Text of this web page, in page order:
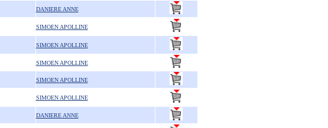
DANIERE ANNE
SIMOEN APOLLINE
SIMOEN APOLLINE
SIMOEN APOLLINE
SIMOEN APOLLINE
SIMOEN APOLLINE
DANIERE ANNE